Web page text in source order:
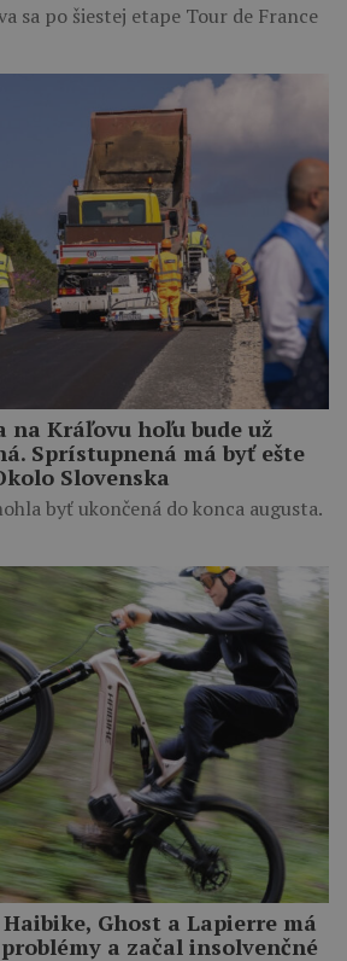
sa po šiestej etape Tour de France
na Kráľovu hoľu bude už
Sprístupnená má byť ešte
Slovenska
byť ukončená do konca augusta.
Ghost a Lapierre má
a začal insolvenčné